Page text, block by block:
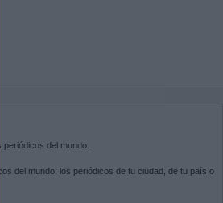
periódicos del mundo.
del mundo: los periódicos de tu ciudad, de tu país o